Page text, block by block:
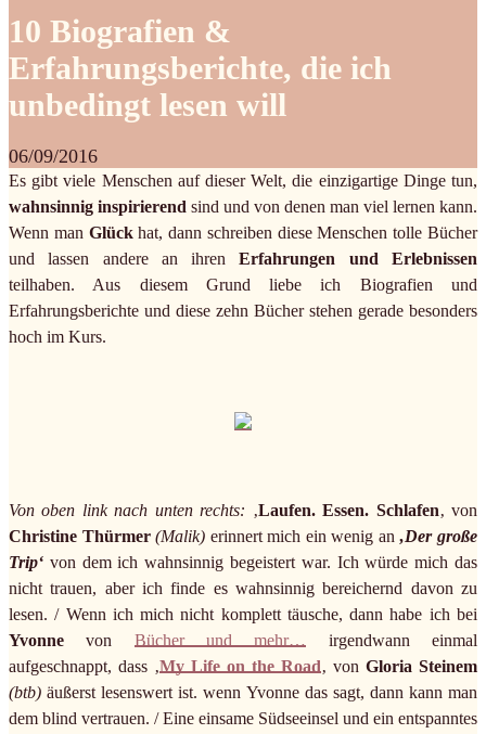
10 Biografien &
Erfahrungsberichte, die ich
unbedingt lesen will
06/09/2016
Es gibt viele Menschen auf dieser Welt, die einzigartige Dinge tun,
wahnsinnig inspirierend sind und von denen man viel lernen kann.
Wenn man Glückhat, dann schreiben diese Menschen tolle Bücher
und lassen andere an ihrenErfahrungen und Erlebnissen
teilhaben. Aus diesem Grund liebe ich Biografien und
Erfahrungsberichte und diese zehn Bücher stehen gerade besonders
hoch im Kurs.
Von oben link nach unten rechts: ‚Laufen. Essen. Schlafen‚ von
Christine Thürmer (Malik) erinnert mich ein wenig an‚Der große
Trip‘ von dem ich wahnsinnig begeistert war. Ich würde mich das
nicht trauen, aber ich finde es wahnsinnig bereichernd davon zu
lesen. / Wenn ich mich nicht komplett täusche, dann habe ich bei
Yvonnevon Bücher und mehr… irgendwann einmal
aufgeschnappt, dass ‚My Life on the Road‚ von Gloria Steinem
(btb) äußerst lesenswert ist. wenn Yvonne das sagt, dann kann man
dem blind vertrauen. / Eine einsame Südseeinsel und ein entspanntes